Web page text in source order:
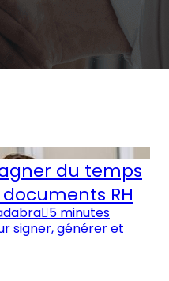
du temps
RH
5 minutes
signer, générer et